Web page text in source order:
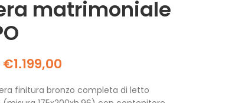
matrimoniale
€1.199,00
finitura bronzo completa di letto